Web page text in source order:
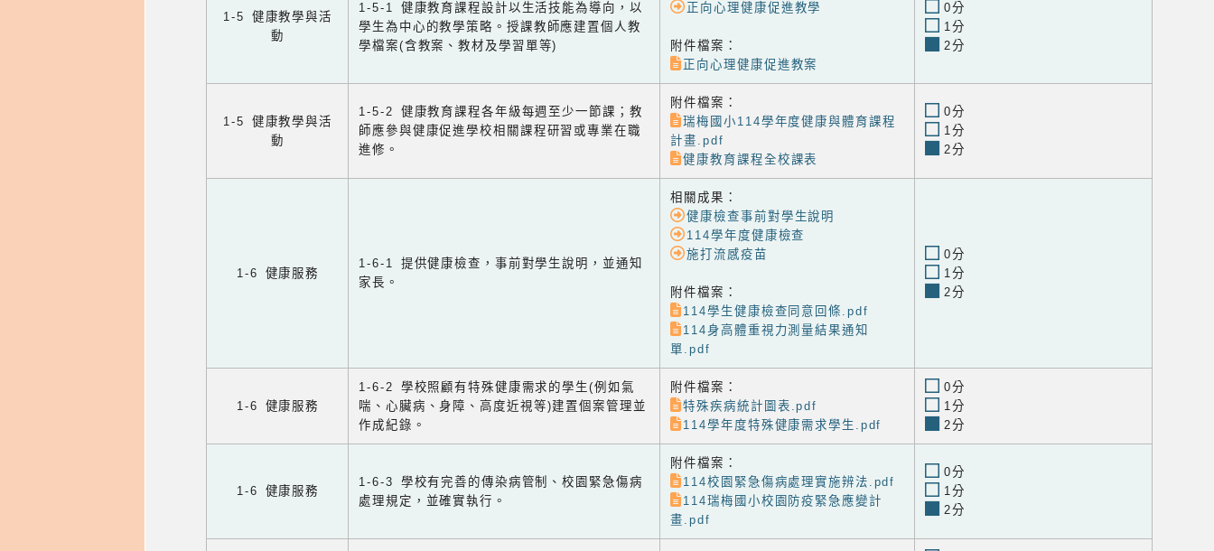
1-5 健康教學與活
動
1-5-1 健康教育課程設計以生活技能為導向，以
學生為中心的教學策略。授課教師應建置個人教
學檔案(含教案、教材及學習單等)
正向心理健康促進教學
附件檔案：
正向心理健康促進教案
0分
1分
2分
1-5 健康教學與活
動
1-5-2 健康教育課程各年級每週至少一節課；教
師應參與健康促進學校相關課程研習或專業在職
進修。
附件檔案：
瑞梅國小114學年度健康與體育課程
計畫.pdf
健康教育課程全校課表
0分
1分
2分
1-6 健康服務
1-6-1 提供健康檢查，事前對學生說明，並通知
家長。
相關成果：
健康檢查事前對學生說明
114學年度健康檢查
施打流感疫苗
附件檔案：
114學生健康檢查同意回條.pdf
114身高體重視力測量結果通知
單.pdf
0分
1分
2分
1-6 健康服務
1-6-2 學校照顧有特殊健康需求的學生(例如氣
喘、心臟病、身障、高度近視等)建置個案管理並
作成紀錄。
附件檔案：
特殊疾病統計圖表.pdf
114學年度特殊健康需求學生.pdf
0分
1分
2分
1-6 健康服務
1-6-3 學校有完善的傳染病管制、校園緊急傷病
處理規定，並確實執行。
附件檔案：
114校園緊急傷病處理實施辨法.pdf
114瑞梅國小校園防疫緊急應變計
畫.pdf
0分
1分
2分